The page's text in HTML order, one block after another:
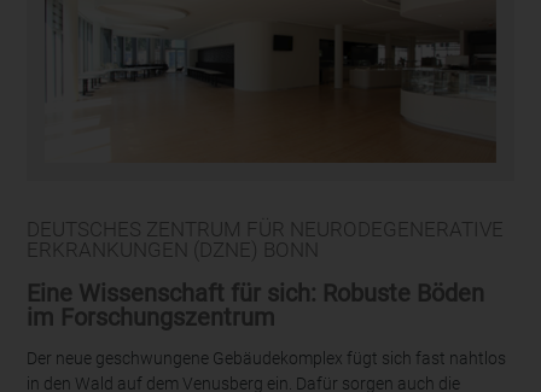
DEUTSCHES ZENTRUM FÜR NEURODEGENERATIVE
ERKRANKUNGEN (DZNE) BONN
Eine Wissenschaft für sich: Robuste Böden
im Forschungszentrum
Der neue geschwungene Gebäudekomplex fügt sich fast nahtlos
in den Wald auf dem Venusberg ein. Dafür sorgen auch die